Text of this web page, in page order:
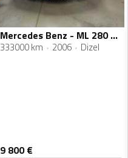
Mercedes Benz - ML 280 - ML 280
333000 km 2006 Dizel
9 800€